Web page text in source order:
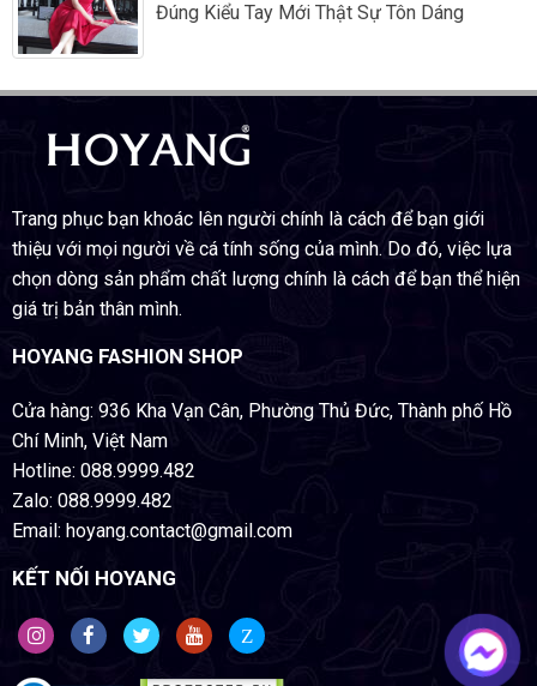
Đúng Kiểu Tay Mới Thật Sự Tôn Dáng
Trang phục bạn khoác lên người chính là cách để bạn giới
thiệu với mọi người về cá tính sống của mình. Do đó, việc lựa
chọn dòng sản phẩm chất lượng chính là cách để bạn thể hiện
giá trị bản thân mình.
HOYANG FASHION SHOP
Cửa hàng: 936 Kha Vạn Cân, Phường Thủ Đức, Thành phố Hồ
Chí Minh, Việt Nam
Hotline: 088.9999.482
Zalo: 088.9999.482
Email: hoyang.contact@gmail.com
KẾT NỐI HOYANG
Z